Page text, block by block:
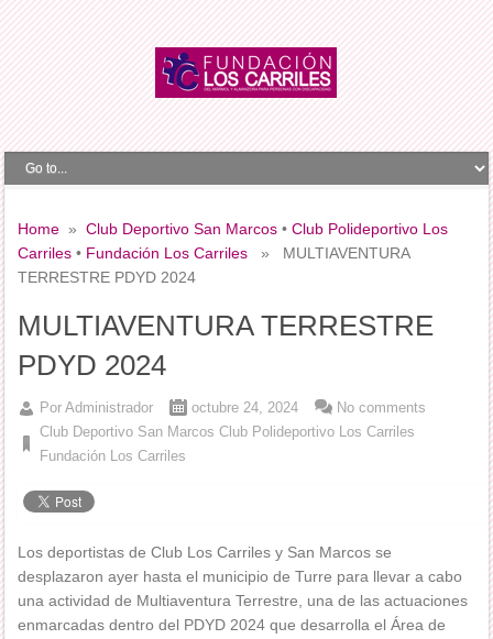
Home »Club Deportivo San Marcos •Club Polideportivo Los
Carriles • Fundación Los Carriles » MULTIAVENTURA
TERRESTRE PDYD 2024
MULTIAVENTURA TERRESTRE
PDYD 2024
PorAdministrador
octubre 24, 2024
Club Deportivo San Marcos Club Polideportivo Los Carriles
Fundación Los Carriles
No comments
Los deportistas de Club Los Carriles y San Marcos se
desplazaron ayer hasta el municipio de Turre para llevar a cabo
una actividad de Multiaventura Terrestre, una de las actuaciones
enmarcadas dentro del PDYD 2024 que desarrolla el Área de